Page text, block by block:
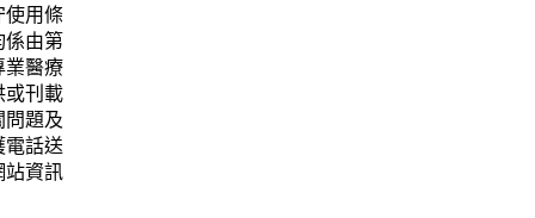
使用條
由第
醫療
刊載
題及
話送
資訊